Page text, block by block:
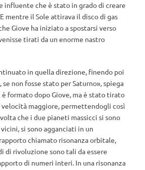
influente che è stato in grado di creare
mentre il Sole attirava il disco di gas
Giove ha iniziato a spostarsi verso
tirati da un enorme nastro
in quella direzione, finendo poi
se non fosse stato per Saturno», spiega
è formato dopo Giove, ma è stato tirato
velocità maggiore, permettendogli così
che i due pianeti massicci si sono
si sono agganciati in un
chiamato risonanza orbitale,
di rivoluzione sono tali da essere
di numeri interi. In una risonanza